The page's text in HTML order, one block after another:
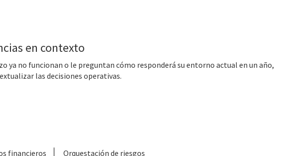
en contexto
ya no funcionan o le preguntan cómo responderá su entorno actual en un año,
las decisiones operativas.
financieros Orquestación de riesgos